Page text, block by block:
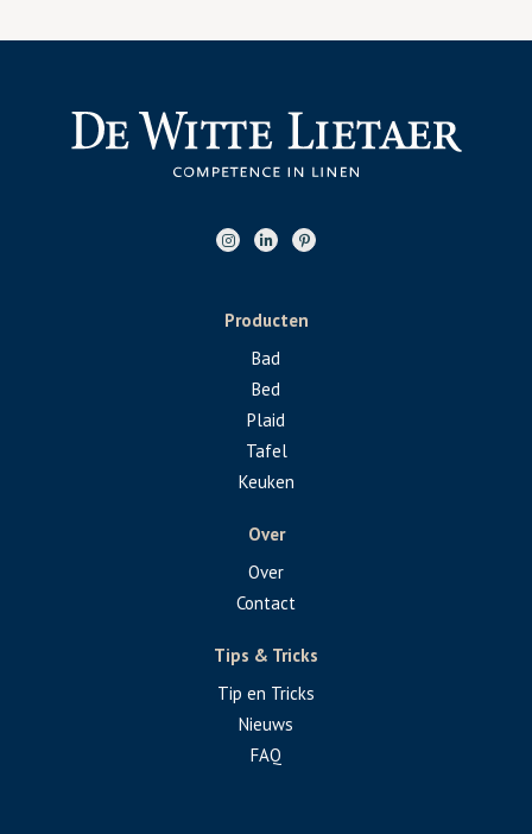
Producten
Bad
Bed
Plaid
Tafel
Keuken
Over
Over
Contact
Tips & Tricks
Tip en Tricks
Nieuws
FAQ